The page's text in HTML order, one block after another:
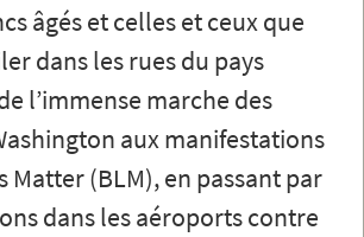
âgés et celles et ceux que
dans les rues du pays
l’immense marche des
aux manifestations
Matter (BLM), en passant par
dans les aéroports contre